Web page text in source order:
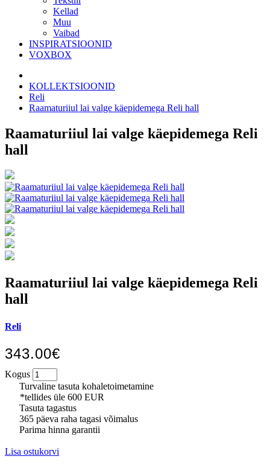
Kellad
Muu
Vaibad
INSPIRATSIOONID
VOXBOX
KOLLEKTSIOONID
Reli
Raamaturiiul lai valge käepidemega Reli hall
Raamaturiiul lai valge käepidemega Reli
hall
Raamaturiiul lai valge käepidemega Reli
hall
Reli
343.00€
Kogus
Turvaline tasuta kohaletoimetamine
*tellides üle 600 EUR
Tasuta tagastus
365 päeva raha tagasi võimalus
Parima hinna garantii
Lisa ostukorvi